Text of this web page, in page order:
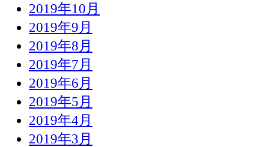
2019年10月
2019年9月
2019年8月
2019年7月
2019年6月
2019年5月
2019年4月
2019年3月